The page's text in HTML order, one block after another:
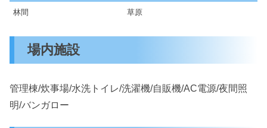
林間 草原
場内施設
管理棟/炊事場/水洗トイレ/洗濯機/自販機/AC電源/夜間照
明/バンガロー